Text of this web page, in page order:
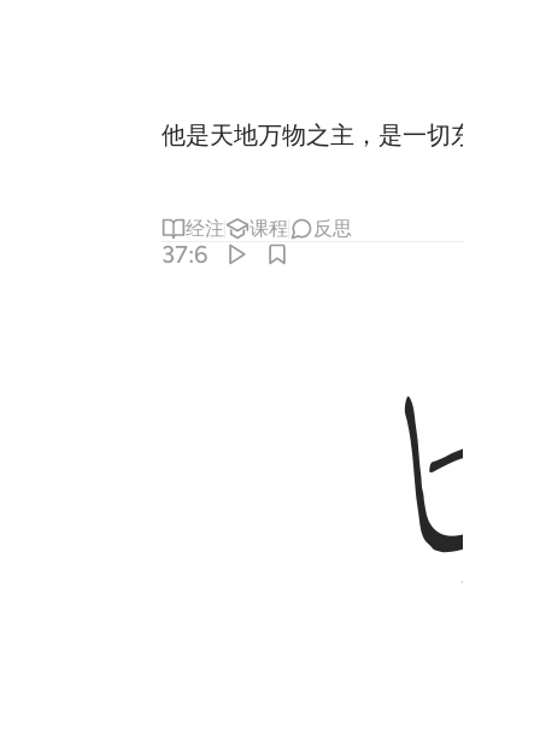
他是天地万物之主，是一切东方的
经注 课程 反思
37:6